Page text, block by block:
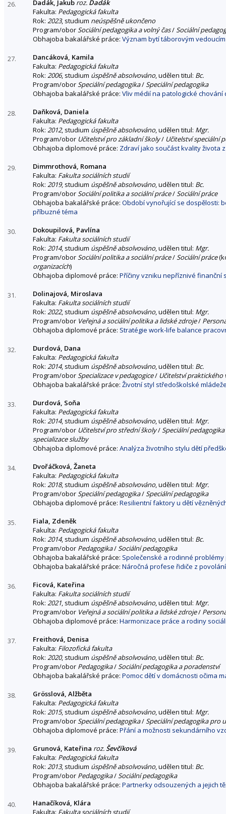
26. Dadák, Jakub roz. Dadák
Fakulta: Pedagogická fakulta
Rok: 2023, studium neúspěšně ukončeno
Program/oborSociální pedagogika a volný čas/Sociální
Obhajoba bakalářské práce: Význam bytí táborovým
27.
Dancáková, Kamila
Fakulta: Pedagogická fakulta
Rok: 2006, studium úspěšně absolvováno, udělen titul: Bc.
Program/oborSpeciální pedagogika/Speciální pedagogika
Obhajoba bakalářské práce: Vliv médií na patologické chování
28.
Daňková, Daniela
Fakulta: Pedagogická fakulta
Rok: 2012, studium úspěšně absolvováno, udělen titul: Mgr.
Program/obor Učitelství pro základní školy/ Učitelství speciální
Obhajoba diplomové práce: Zdraví jako součást kvality života
29.
Dimmrothová, Romana
Fakulta: Fakulta sociálních studií
Rok: 2019, studium úspěšně absolvováno, udělen titul: Bc.
Program/oborSociální politika a sociální práce/Sociální práce
Obhajoba bakalářské práce: Období vynořující se dospělosti:
příbuzné téma
30.
Dokoupilová, Pavlína
Fakulta: Fakulta sociálních studií
Rok: 2014, studium úspěšně absolvováno, udělen titul: Mgr.
Program/oborSociální politika a sociální práce/Sociální práce
organizacích)
Obhajoba diplomové práce: Příčiny vzniku nepříznivé
31.
Dolinajová, Miroslava
Fakulta: Fakulta sociálních studií
Rok: 2022, studium úspěšně absolvováno, udělen titul: Mgr.
Program/obor Veřejná a sociální politika a lidské zdroje/
Obhajoba diplomové práce: Stratégie work-life balance
32.
Durdová, Dana
Fakulta: Pedagogická fakulta
Rok: 2014, studium úspěšně absolvováno, udělen titul: Bc.
Program/oborSpecializace v pedagogice/ Učitelství praktického
Obhajoba bakalářské práce: Životní styl středoškolské
33.
Durdová, Soňa
Fakulta: Pedagogická fakulta
Rok: 2014, studium úspěšně absolvováno, udělen titul: Mgr.
Program/obor Učitelství pro střední školy/Speciální
specializace služby
Obhajoba diplomové práce: Analýza životního stylu dětí
34.
Dvořáčková, Žaneta
Fakulta: Pedagogická fakulta
Rok: 2018, studium úspěšně absolvováno, udělen titul: Mgr.
Program/oborSpeciální pedagogika/Speciální pedagogika
Obhajoba diplomové práce: Resilientní faktory u dětí
35.
Fiala, Zdeněk
Fakulta: Pedagogická fakulta
Rok: 2014, studium úspěšně absolvováno, udělen titul: Bc.
Program/obor Pedagogika/Sociální pedagogika
Obhajoba bakalářské práce: Společenské a rodinné
Obhajoba bakalářské práce: Náročná profese řidiče z povolání
36.
Ficová, Kateřina
Fakulta: Fakulta sociálních studií
Rok: 2021, studium úspěšně absolvováno, udělen titul: Mgr.
Program/obor Veřejná a sociální politika a lidské zdroje/
Obhajoba diplomové práce: Harmonizace práce a rodiny
37.
Freithová, Denisa
Fakulta: Filozofická fakulta
Rok: 2020, studium úspěšně absolvováno, udělen titul: Bc.
Program/obor Pedagogika/Sociální pedagogika a poradenství
Obhajoba bakalářské práce: Pomoc dětí v domácnosti očima
38.
Grösslová, Alžběta
Fakulta: Pedagogická fakulta
Rok: 2015, studium úspěšně absolvováno, udělen titul: Mgr.
Program/oborSpeciální pedagogika/Speciální pedagogika pro
Obhajoba diplomové práce: Přání a možnosti sekundárního
39. Grunová, Kateřina roz.Ševčíková
Fakulta: Pedagogická fakulta
Rok: 2013, studium úspěšně absolvováno, udělen titul: Bc.
Program/obor Pedagogika/Sociální pedagogika
Obhajoba bakalářské práce: Partnerky odsouzených a jejich
40.
Hanačíková, Klára
Fakulta: Fakulta sociálních studií